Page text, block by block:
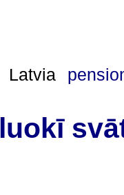
Latvia